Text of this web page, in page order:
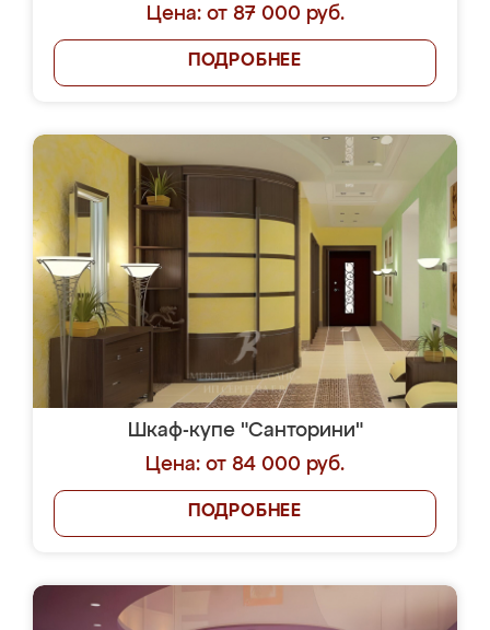
Цена: от 87 000 руб.
ПОДРОБНЕЕ
Шкаф-купе "Санторини"
Цена: от 84 000 руб.
ПОДРОБНЕЕ